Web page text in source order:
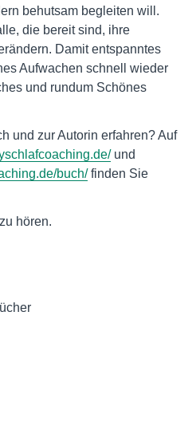
behutsam begleiten will.
die bereit sind, ihre
Damit entspanntes
Aufwachen schnell wieder
und rundum Schönes
und zur Autorin erfahren? Auf
und
buch/finden Sie
hören.